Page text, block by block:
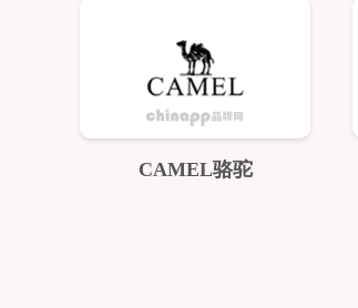
CAMEL骆驼